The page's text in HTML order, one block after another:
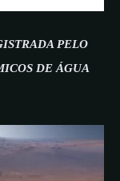
PELO
DE ÁGUA